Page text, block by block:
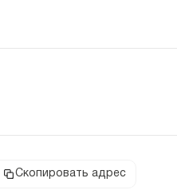
Скопировать адрес